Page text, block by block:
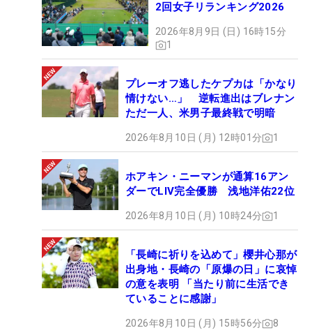
2回女子リランキング2026
2026年8月9日 (日) 16時15分
1
プレーオフ逃したケプカは「かなり
情けない…」 逆転進出はブレナン
ただ一人、米男子最終戦で明暗
2026年8月10日 (月) 12時01分 1
ホアキン・ニーマンが通算16アン
ダーでLIV完全優勝 浅地洋佑22位
2026年8月10日 (月) 10時24分 1
「長崎に祈りを込めて」櫻井心那が
出身地・長崎の「原爆の日」に哀悼
の意を表明 「当たり前に生活でき
ていることに感謝」
2026年8月10日 (月) 15時56分 8